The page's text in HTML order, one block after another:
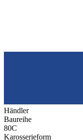
Händler
Baureihe
80C
Karosserieform